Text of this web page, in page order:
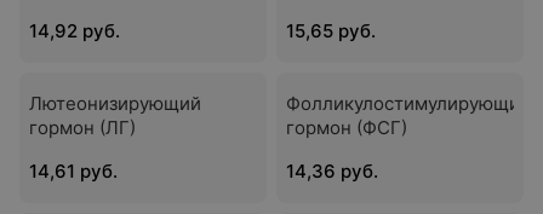
14,92 руб.
15,65 руб.
Лютеонизирующий
гормон (ЛГ)
14,61 руб.
Фолликулостимулирующий
гормон (ФСГ)
14,36 руб.